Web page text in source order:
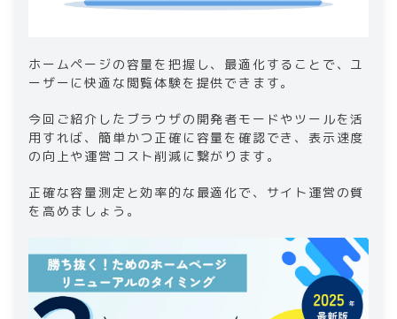
ホームページの容量を把握し、最適化することで、ユ
ーザーに快適な閲覧体験を提供できます。
今回ご紹介したブラウザの開発者モードやツールを活
用すれば、簡単かつ正確に容量を確認でき、表示速度
の向上や運営コスト削減に繋がります。
正確な容量測定と効率的な最適化で、サイト運営の質
を高めましょう。